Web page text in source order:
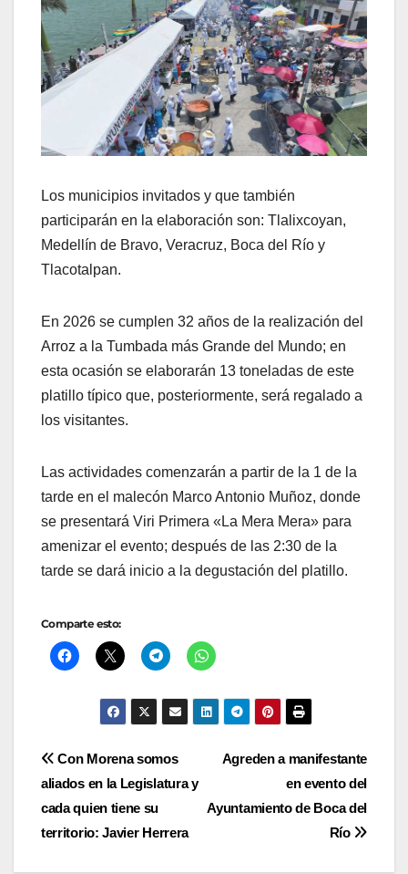
Los municipios invitados y que también
participarán en la elaboración son: Tlalixcoyan,
Medellín de Bravo, Veracruz, Boca del Río y
Tlacotalpan.
En 2026 se cumplen 32 años de la realización del
Arroz a la Tumbada más Grande del Mundo; en
esta ocasión se elaborarán 13 toneladas de este
platillo típico que, posteriormente, será regalado a
los visitantes.
Las actividades comenzarán a partir de la 1 de la
tarde en el malecón Marco Antonio Muñoz, donde
se presentará Viri Primera «La Mera Mera» para
amenizar el evento; después de las 2:30 de la
tarde se dará inicio a la degustación del platillo.
Comparte esto:
Navegación
de
entradas
Agreden a manifestante
en evento del
Ayuntamiento de Boca del
Río
Con Morena somos
aliados en la Legislatura y
cada quien tiene su
territorio: Javier Herrera